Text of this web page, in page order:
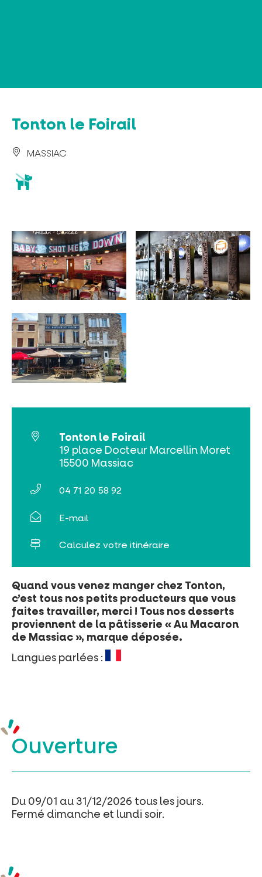
Rechercher
INCONTOURNABLES
PLEINE NATURE
VISITES ET SAVOIR-FAIRE
Tonton le Foirail
MASSIAC
Quand vous venez manger chez Tonton,
c’est tous nos petits producteurs que vous
faites travailler, merci ! Tous nos desserts
proviennent de la pâtisserie « Au Macaron
de Massiac », marque déposée.
Langues parlées :
Ouverture
Du 09/01 au 31/12/2026 tous les jours.
Fermé dimanche et lundi soir.
Tonton le Foirail
19 place Docteur Marcellin Moret
15500 Massiac
04 71 20 58 92
E-mail
Calculez votre itinéraire